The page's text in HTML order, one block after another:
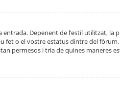
Depenent de l’estil utilitzat, la
o el vostre estatus dintre del
permesos i tria de quines maneres